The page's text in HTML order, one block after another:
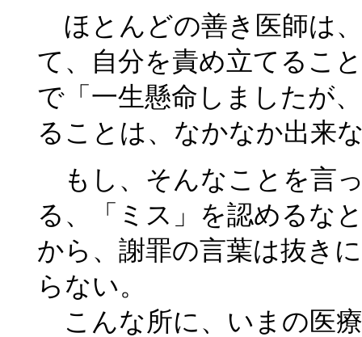
ほとんどの善き医師は
て、自分を責め立てるこ
で「一生懸命しましたが
ることは、なかなか出来
もし、そんなことを言
る、「ミス」を認めるな
から、謝罪の言葉は抜き
らない。
こんな所に、いまの医